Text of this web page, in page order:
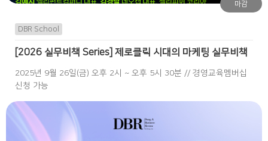
마감
DBR School
[2026 실무비책 Series] 제로클릭 시대의 마케팅 실무비책
2025년 9월 26일(금) 오후 2시 ~ 오후 5시 30분 // 경영교육멤버십
신청 가능